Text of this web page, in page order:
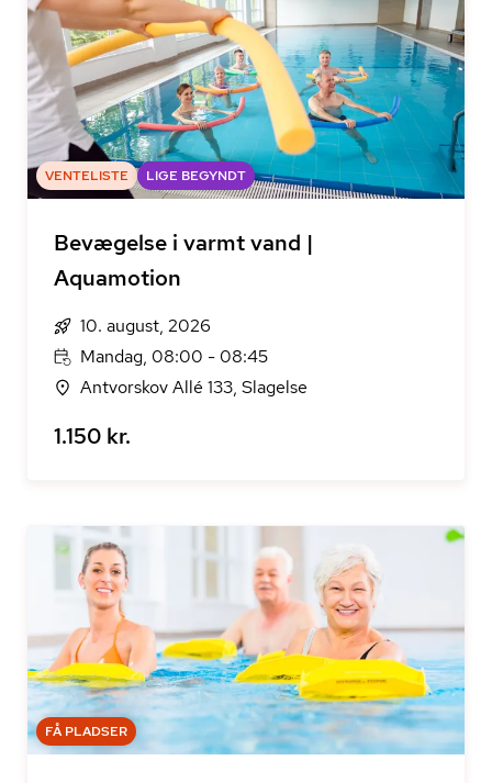
VENTELISTE LIGE BEGYNDT
Bevægelse i varmt vand |
Aquamotion
10. august, 2026
Mandag, 08:00 - 08:45
Antvorskov Allé 133, Slagelse
1.150 kr.
FÅ PLADSER